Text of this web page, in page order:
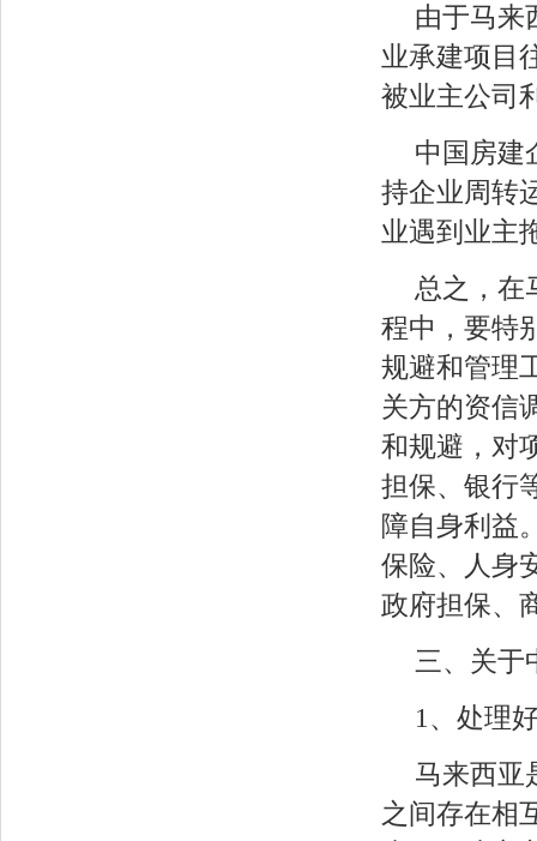
由于马来
业承建项目
被业主公司
中国房建
持企业周转
业遇到业主
总之，在
程中，要特
规避和管理
关方的资信
和规避，对
担保、银行
障自身利益
保险、人身
政府担保、
三、关于
1、处理
马来西亚
之间存在相